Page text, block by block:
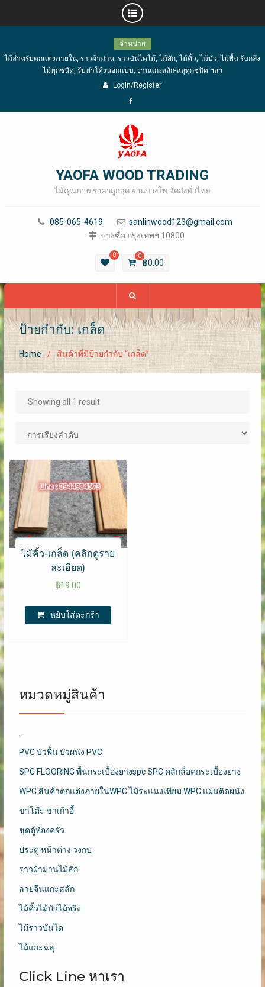
content
จำหน่าย
ไม้สำหรับตกแต่งภายใน, ราวผ้าม่าน, ราวบันไดไม้, ไม้สัก, ไม้คิ้ว, ไม้บัว, ไม้พื้น รับกลึง
ไม้ทุกชนิด, รับทำโค้งนอกแบบ, งานแกะสลัก-ฉลุทุกชนิด ฯลฯ
Login/Register
Facebook
YAOFA WOOD TRADING
ไม้คุณภาพ ราคาถูกสุด ย่านบางโพ จัดส่งทั่วไทย
085-065-4619
sanlinwood123@gmail.com
บางซื่อ กรุงเทพฯ 10800
0 0
฿0.00
ป้ายกำกับ: เกล็ด
Home สินค้าที่มีป้ายกำกับ “เกล็ด”
Showing all 1 result
ไม้คิ้ว-เกล็ด (คลิกดูราย
ละเอียด)
฿19.00
หยิบใส่ตะกร้า
หมวดหมู่สินค้า
.
PVC บัวพื้น บัวผนัง PVC
SPC FLOORING พื้นกระเบื้องยางspc SPC คลิกล็อคกระเบื้องยาง
WPC สินค้าตกแต่งภายในWPC ไม้ระแนงเทียม WPC แผ่นติดผนัง
ขาโต๊ะ ขาเก้าอี้
ชุดตู้ห้องครัว
ประตู หน้าต่าง วงกบ
ราวผ้าม่านไม้สัก
ลายจีนแกะสลัก
ไม้คิ้วไม้บัวไม้จริง
ไม้ราวบันได
ไม้แกะฉลุ
Click Line หาเรา